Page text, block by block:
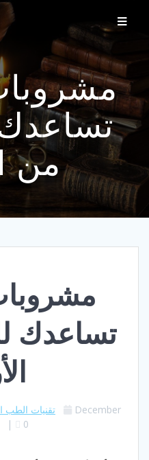
من
تساعدك
تقنيات الطب
December
| 0